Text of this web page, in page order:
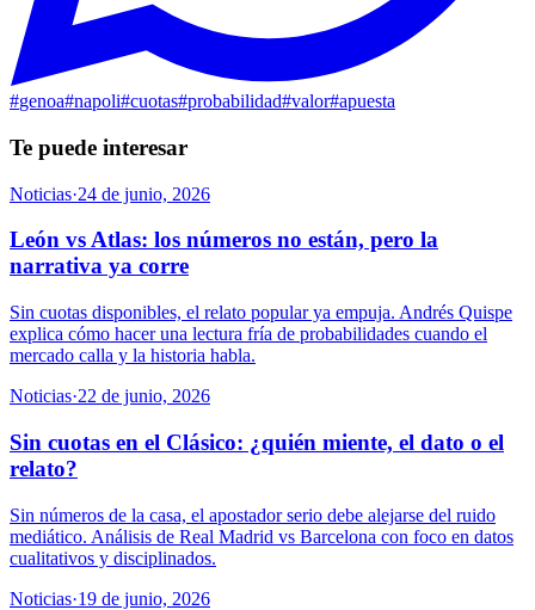
#genoa#napoli#cuotas#probabilidad#valor#apuesta
Te puede interesar
Noticias·24 de junio, 2026
León vs Atlas: los números no están, pero la
narrativa ya corre
Sin cuotas disponibles, el relato popular ya empuja. Andrés Quispe
explica cómo hacer una lectura fría de probabilidades cuando el
mercado calla y la historia habla.
Noticias·22 de junio, 2026
Sin cuotas en el Clásico: ¿quién miente, el dato o el
relato?
Sin números de la casa, el apostador serio debe alejarse del ruido
mediático. Análisis de Real Madrid vs Barcelona con foco en datos
cualitativos y disciplinados.
Noticias·19 de junio, 2026